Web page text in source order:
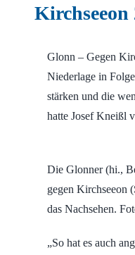
Kirchseeon
Glonn – Gegen
Niederlage in
stärken und die
hatte Josef Kneißl
Die Glonner (hi.,
gegen Kirchseeon
das Nachsehen.
„So hat es auch